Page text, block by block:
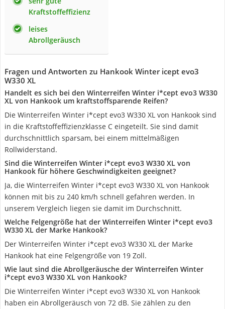
Kraftstoffeffizienz
leises
Abrollgeräusch
Fragen und Antworten zu Hankook Winter icept evo3
W330 XL
Handelt es sich bei den Winterreifen Winter i*cept evo3 W330
XL von Hankook um kraftstoffsparende Reifen?
Die Winterreifen Winter i*cept evo3 W330 XL von Hankook sind
in die Kraftstoffeffizienzklasse C eingeteilt. Sie sind damit
durchschnittlich sparsam, bei einem mittelmäßigen
Rollwiderstand.
Sind die Winterreifen Winter i*cept evo3 W330 XL von
Hankook für höhere Geschwindigkeiten geeignet?
Ja, die Winterreifen Winter i*cept evo3 W330 XL von Hankook
können mit bis zu 240 km/h schnell gefahren werden. In
unserem Vergleich liegen sie damit im Durchschnitt.
Welche Felgengröße hat der Winterreifen Winter i*cept evo3
W330 XL der Marke Hankook?
Der Winterreifen Winter i*cept evo3 W330 XL der Marke
Hankook hat eine Felgengröße von 19 Zoll.
Wie laut sind die Abrollgeräusche der Winterreifen Winter
i*cept evo3 W330 XL von Hankook?
Die Winterreifen Winter i*cept evo3 W330 XL von Hankook
haben ein Abrollgeräusch von 72 dB. Sie zählen zu den